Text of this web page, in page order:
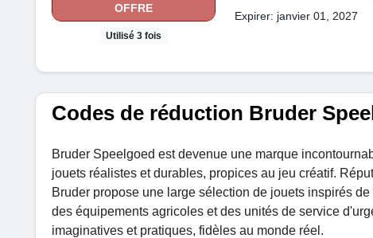
OFFRE
Utilisé 3 fois
Expirer: janvier 01, 2027
Codes de réduction Bruder
Bruder Speelgoed est devenue une marque
jouets réalistes et durables, propices au jeu créatif.
Bruder propose une large sélection de jouets inspirés
des équipements agricoles et des unités de service
imaginatives et pratiques, fidèles au monde réel.